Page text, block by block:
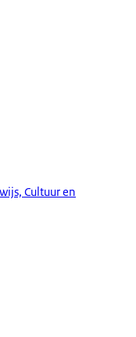
Cultuur en